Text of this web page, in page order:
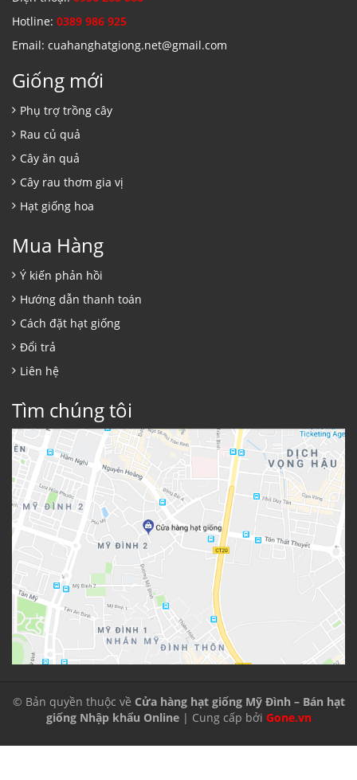
Hotline: 0389 986 925
Email: cuahanghatgiong.net@gmail.com
Giống mới
Phụ trợ trồng cây
Rau củ quả
Cây ăn quả
Cây rau thơm gia vị
Hạt giống hoa
Mua Hàng
Ý kiến phản hồi
Hướng dẫn thanh toán
Cách đặt hạt giống
Đổi trả
Liên hệ
Tìm chúng tôi
© Bản quyền thuộc về Cửa hàng hạt giống Mỹ Đình – Bán hạt
giống Nhập khẩu Online| Cung cấp bởi Gone.vn